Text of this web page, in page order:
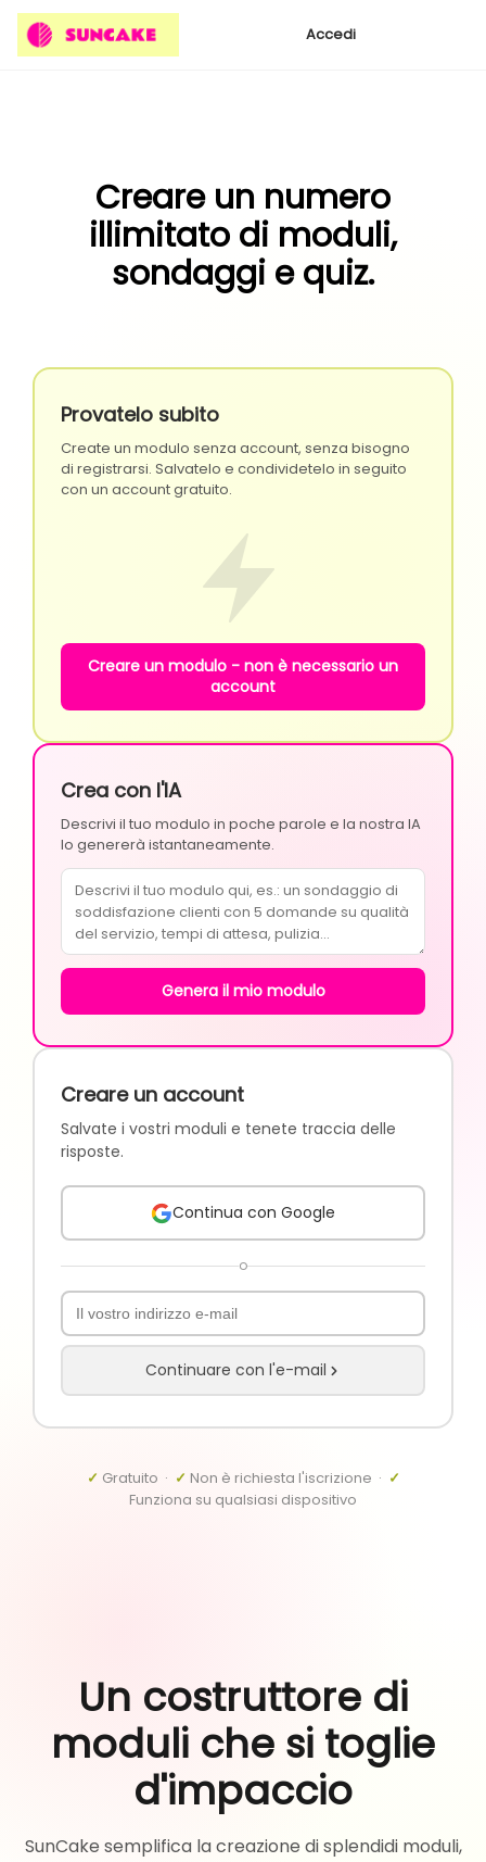
Accedi
Creare un numero
illimitato di moduli,
sondaggi e quiz.
Provatelo subito
Create un modulo senza account, senza bisogno
di registrarsi. Salvatelo e condividetelo in seguito
con un account gratuito.
Creare un modulo - non è necessario un
account
Crea con l'IA
Descrivi il tuo modulo in poche parole e la nostra IA
lo genererà istantaneamente.
Genera il mio modulo
Creare un account
Salvate i vostri moduli e tenete traccia delle
risposte.
Continua con Google
o
Continuare con l'e-mail
✓ Gratuito · ✓ Non è richiesta l'iscrizione · ✓
Funziona su qualsiasi dispositivo
Un costruttore di
moduli che si toglie
d'impaccio
SunCake semplifica la creazione di splendidi moduli,